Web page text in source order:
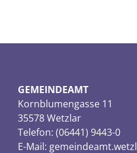
GEMEINDEAMT
Kornblumengasse 11
35578 Wetzlar
Telefon: (06441) 9443-0
E-Mail: